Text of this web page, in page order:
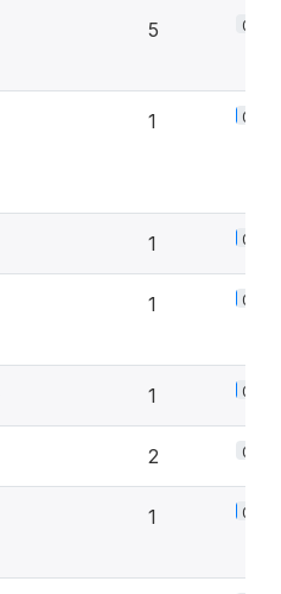
5 0.6%
1 0.1%
1 0.1%
1 0.1%
1 0.1%
2 0.3%
1 0.1%